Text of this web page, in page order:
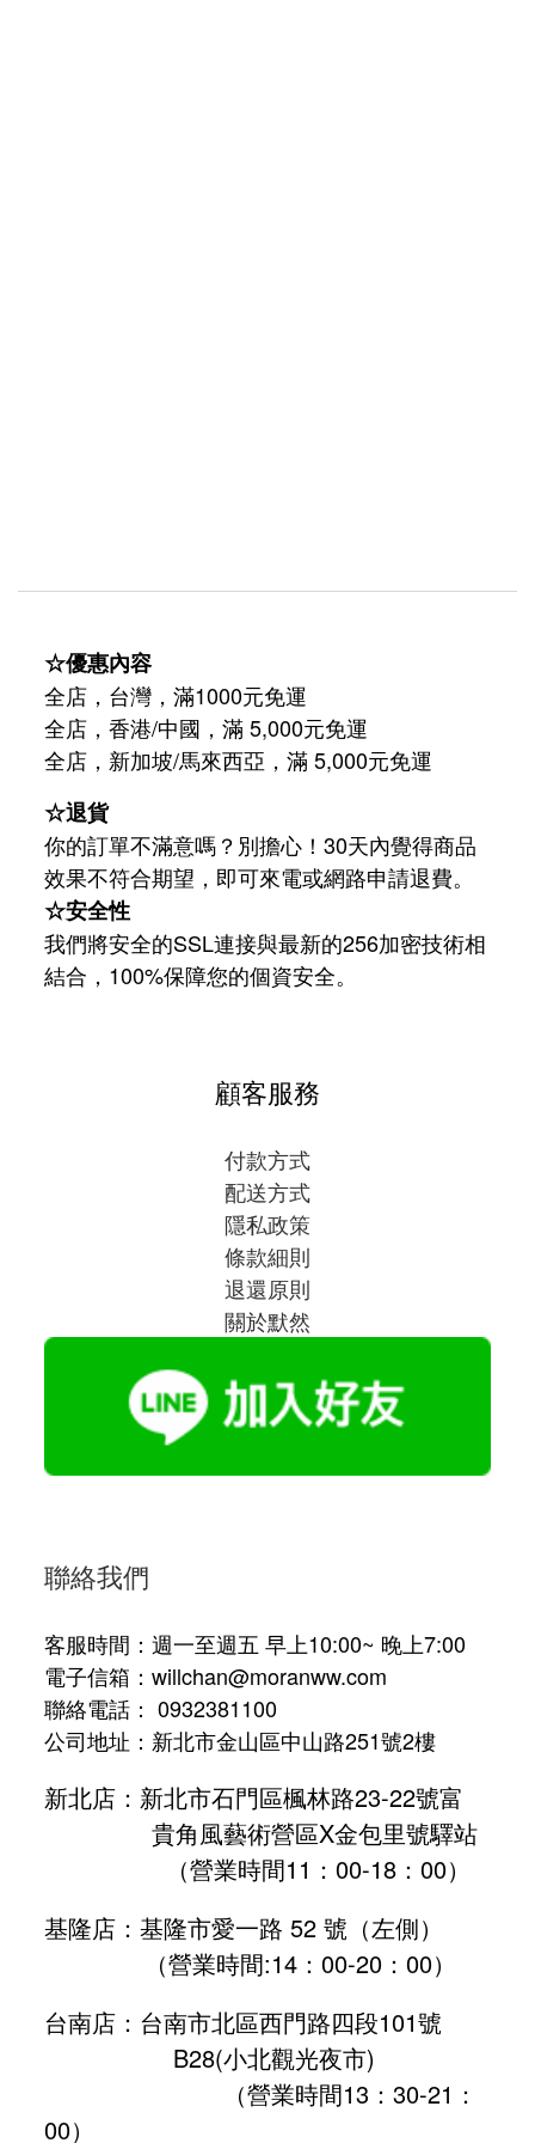
☆優惠內容
全店，台灣，滿1000元免運
全店，香港/中國，滿 5,000元免運
全店，新加坡/馬來西亞，滿 5,000元免運
☆退貨
你的訂單不滿意嗎？別擔心！30天內覺得商品
效果不符合期望，即可來電或網路申請退費。
☆安全性
我們將安全的SSL連接與最新的256加密技術相
結合，100%保障您的個資安全。
顧客服務
付款方式
配送方式
隱私政策
條款細則
退還原則
關於默然
聯絡我們
客服時間：週一至週五 早上10:00~ 晚上7:00
電子信箱：willchan@moranww.com
聯絡電話： 0932381100
公司地址：新北市金山區中山路251號2樓
新北店：新北市石門區楓林路23-22號富
貴角風藝術營區X金包里號驛站
（營業時間11：00-18：00）
基隆店：基隆市愛一路 52 號（左側）
（營業時間:14：00-20：00）
台南店：台南市北區西門路四段101號
B28(小北觀光夜市)
（營業時間13：30-21：
00）